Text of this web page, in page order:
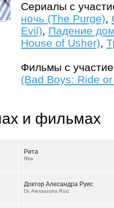
Сериалы с
ночь (The Purge),
Evil), Падение
House of Usher),
Фильмы с
(Bad Boys: Ride
и фильмах
Рита
Rita
Доктор Алесандра Руис
Dr. Alessandra Ruiz